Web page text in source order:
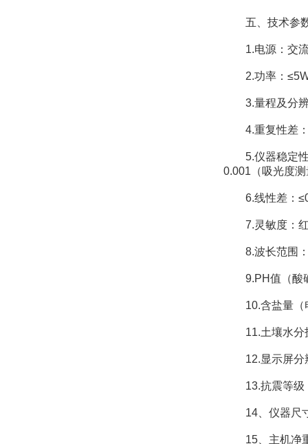
五、技术参
1.电源：交流
2.功率：
3.量程及分辨
4.重复性差：
5.仪器稳定性
0.001（吸光度
6.线性差：
7.灵敏度：红
8.波长范围：
9.PH值（酸碱
10.含盐量（电
11.土壤水分技
12.显示屏分
13.抗震等级
14、仪器尺寸
15、主机净